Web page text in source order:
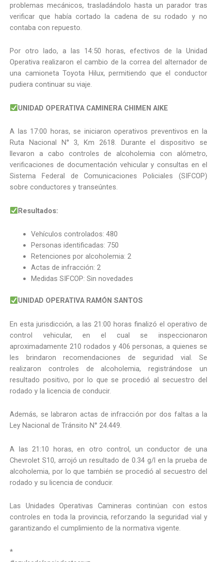
problemas mecánicos, trasladándolo hasta un parador tras
verificar que había cortado la cadena de su rodado y no
contaba con repuesto.
Por otro lado, a las 14:50 horas, efectivos de la Unidad
Operativa realizaron el cambio de la correa del alternador de
una camioneta Toyota Hilux, permitiendo que el conductor
pudiera continuar su viaje.
UNIDAD OPERATIVA CAMINERA CHIMEN AIKE
A las 17:00 horas, se iniciaron operativos preventivos en la
Ruta Nacional N° 3, Km 2618. Durante el dispositivo se
llevaron a cabo controles de alcoholemia con alómetro,
verificaciones de documentación vehicular y consultas en el
Sistema Federal de Comunicaciones Policiales (SIFCOP)
sobre conductores y transeúntes.
Resultados:
Vehículos controlados: 480
Personas identificadas: 750
Retenciones por alcoholemia: 2
Actas de infracción: 2
Medidas SIFCOP: Sin novedades
UNIDAD OPERATIVA RAMÓN SANTOS
En esta jurisdicción, a las 21:00 horas finalizó el operativo de
control vehicular, en el cual se inspeccionaron
aproximadamente 210 rodados y 406 personas, a quienes se
les brindaron recomendaciones de seguridad vial. Se
realizaron controles de alcoholemia, registrándose un
resultado positivo, por lo que se procedió al secuestro del
rodado y la licencia de conducir.
Además, se labraron actas de infracción por dos faltas a la
Ley Nacional de Tránsito N° 24.449.
A las 21:10 horas, en otro control, un conductor de una
Chevrolet S10, arrojó un resultado de 0.34 g/l en la prueba de
alcoholemia, por lo que también se procedió al secuestro del
rodado y su licencia de conducir.
Las Unidades Operativas Camineras continúan con estos
controles en toda la provincia, reforzando la seguridad vial y
garantizando el cumplimiento de la normativa vigente.
*